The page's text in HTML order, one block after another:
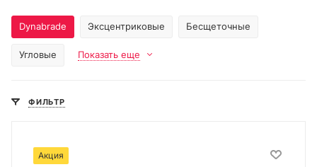
Эксцентриковые Бесщеточные
Угловые
Dynabrade
Показать еще
ФИЛЬТР
Акция